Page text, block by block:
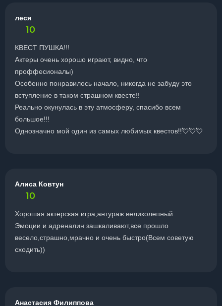
леся
10
КВЕСТ ПУШКА!!!
Актеры очень хорошо играют, видно, что
проффесионалы)
Особенно понравилось начало, никогда не забуду это
вступление в таком страшном квесте!!
Реально окунулась в эту атмосферу, спасибо всем
большое!!!
Однозначно мой один из самых любимых квестов!!💘💘💘
Алиса Ковтун
10
Хорошая актерская игра,антураж великолепный.
Эмоции и адреналин зашкаливают,все прошло
весело,страшно,мрачно и очень быстро(Всем советую
сходить))
Анастасия Филиппова